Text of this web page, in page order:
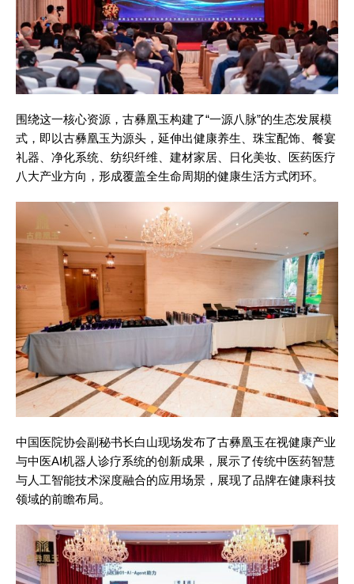
围绕这一核心资源，古彝凰玉构建了“一源八脉”的生态发展模
式，即以古彝凰玉为源头，延伸出健康养生、珠宝配饰、餐宴
礼器、净化系统、纺织纤维、建材家居、日化美妆、医药医疗
八大产业方向，形成覆盖全生命周期的健康生活方式闭环。
中国医院协会副秘书长白山现场发布了古彝凰玉在视健康产业
与中医AI机器人诊疗系统的创新成果，展示了传统中医药智慧
与人工智能技术深度融合的应用场景，展现了品牌在健康科技
领域的前瞻布局。